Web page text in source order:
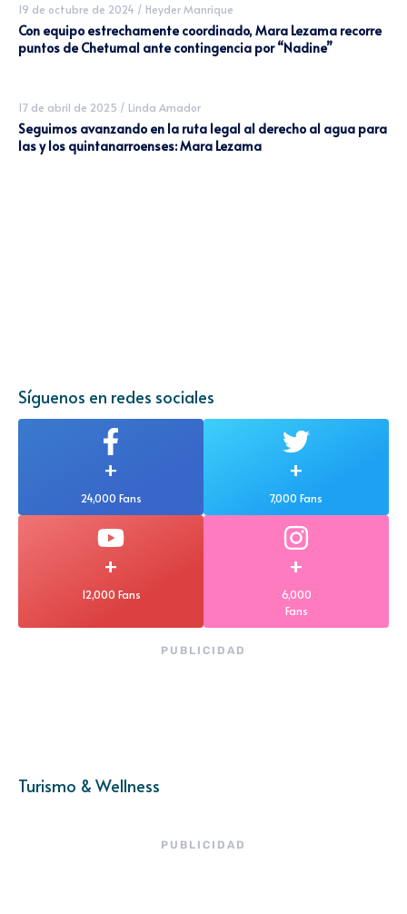
19 de octubre de 2024 / Heyder Manrique
Con equipo estrechamente coordinado, Mara Lezama recorre
puntos de Chetumal ante contingencia por “Nadine”
17 de abril de 2025 / Linda Amador
Seguimos avanzando en la ruta legal al derecho al agua para
las y los quintanarroenses: Mara Lezama
Síguenos en redes sociales
+
24,000 Fans
+
7,000 Fans
+
12,000 Fans
+
6,000
Fans
PUBLICIDAD
Turismo & Wellness
PUBLICIDAD